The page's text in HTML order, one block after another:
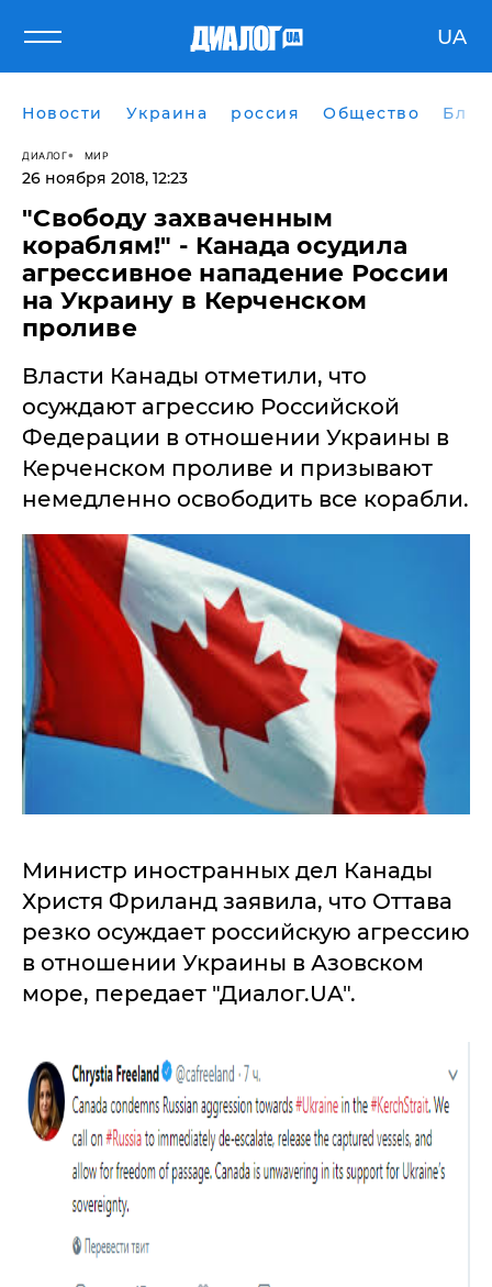
UA
Новости Украина россия Общество
ДИАЛОГ МИР
26 ноября 2018, 12:23
"Свободу захваченным
кораблям!" - Канада осудила
агрессивное нападение России
на Украину в Керченском
проливе
​Власти Канады отметили, что
осуждают агрессию Российской
Федерации в отношении Украины в
Керченском проливе и призывают
немедленно освободить все корабли.
Министр иностранных дел Канады
Христя Фриланд заявила, что Оттава
резко осуждает российскую агрессию
в отношении Украины в Азовском
море, передает "Диалог.UA".